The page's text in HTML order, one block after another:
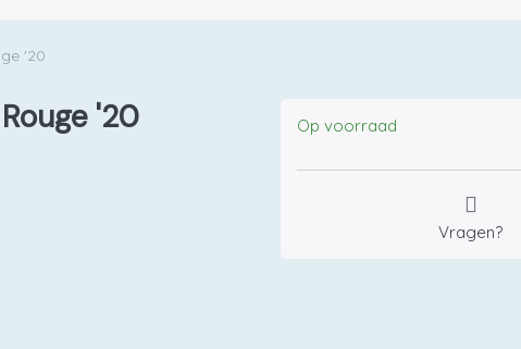
'20
'20 Op voorraad
Vragen?